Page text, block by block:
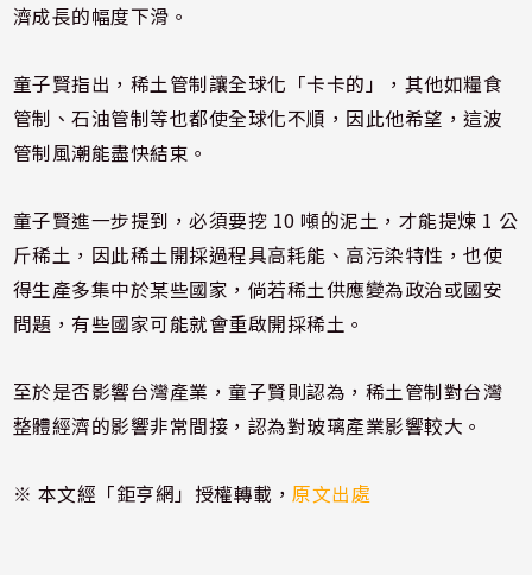
濟成長的幅度下滑。
童子賢指出，稀土管制讓全球化「卡卡的」，其他如糧食
管制、石油管制等也都使全球化不順，因此他希望，這波
管制風潮能盡快結束。
童子賢進一步提到，必須要挖 10 噸的泥土，才能提煉 1 公
斤稀土，因此稀土開採過程具高耗能、高污染特性，也使
得生產多集中於某些國家，倘若稀土供應變為政治或國安
問題，有些國家可能就會重啟開採稀土。
至於是否影響台灣產業，童子賢則認為，稀土管制對台灣
整體經濟的影響非常間接，認為對玻璃產業影響較大。
※ 本文經「鉅亨網」授權轉載，原文出處